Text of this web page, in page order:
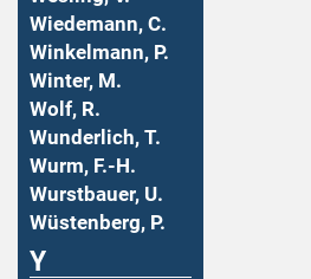
Wiedemann, C.
Winkelmann, P.
Winter, M.
Wolf, R.
Wunderlich, T.
Wurm, F.-H.
Wurstbauer, U.
Wüstenberg, P.
Y